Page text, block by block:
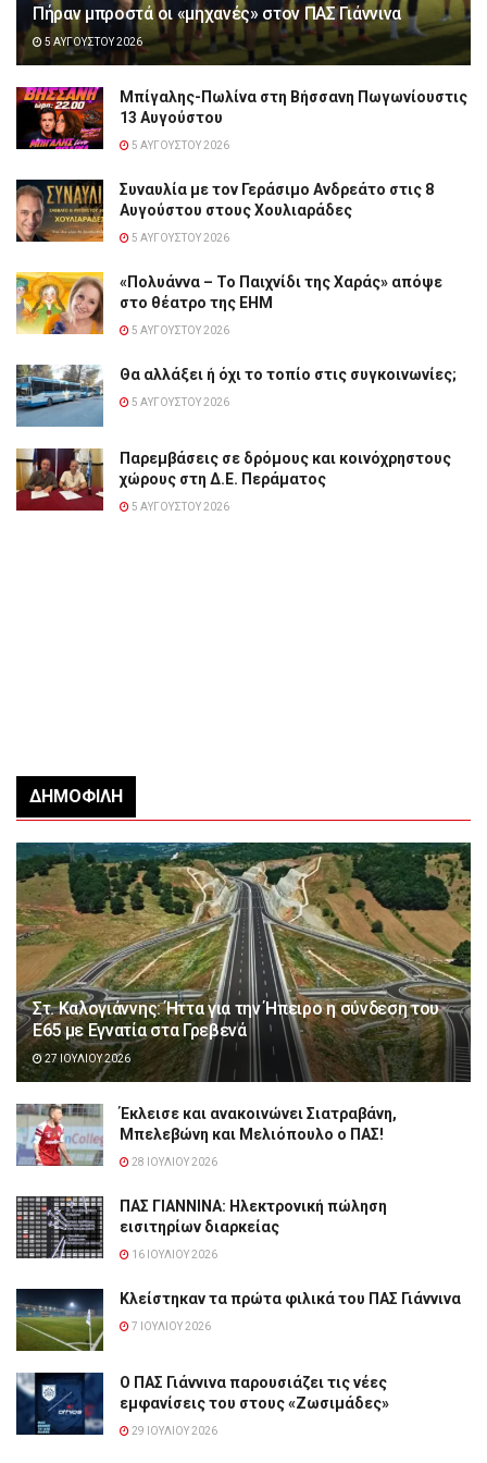
Πήραν μπροστά οι «μηχανές» στον ΠΑΣ Γιάννινα
5 ΑΥΓΟΎΣΤΟΥ 2026
Μπίγαλης-Πωλίνα στη Βήσσανη Πωγωνίουστις
13 Αυγούστου
5 ΑΥΓΟΎΣΤΟΥ 2026
Συναυλία με τον Γεράσιμο Ανδρεάτο στις 8
Αυγούστου στους Χουλιαράδες
5 ΑΥΓΟΎΣΤΟΥ 2026
«Πολυάννα – Το Παιχνίδι της Χαράς» απόψε
στο θέατρο της ΕΗΜ
5 ΑΥΓΟΎΣΤΟΥ 2026
Θα αλλάξει ή όχι το τοπίο στις συγκοινωνίες;
5 ΑΥΓΟΎΣΤΟΥ 2026
Παρεμβάσεις σε δρόμους και κοινόχρηστους
χώρους στη Δ.Ε. Περάματος
5 ΑΥΓΟΎΣΤΟΥ 2026
ΔΗΜΟΦΙΛΉ
Στ. Καλογιάννης: Ήττα για την Ήπειρο η σύνδεση του
Ε65 με Εγνατία στα Γρεβενά
27 ΙΟΥΛΊΟΥ 2026
Έκλεισε και ανακοινώνει Σιατραβάνη,
Μπελεβώνη και Μελιόπουλο ο ΠΑΣ!
28 ΙΟΥΛΊΟΥ 2026
ΠΑΣ ΓΙΑΝΝΙΝΑ: Hλεκτρονική πώληση
εισιτηρίων διαρκείας
16 ΙΟΥΛΊΟΥ 2026
Κλείστηκαν τα πρώτα φιλικά του ΠΑΣ Γιάννινα
7 ΙΟΥΛΊΟΥ 2026
Ο ΠΑΣ Γιάννινα παρουσιάζει τις νέες
εμφανίσεις του στους «Ζωσιμάδες»
29 ΙΟΥΛΊΟΥ 2026